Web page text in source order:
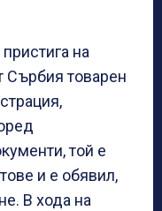
на
Сърбия товарен
той е
и е обявил,
В хода на